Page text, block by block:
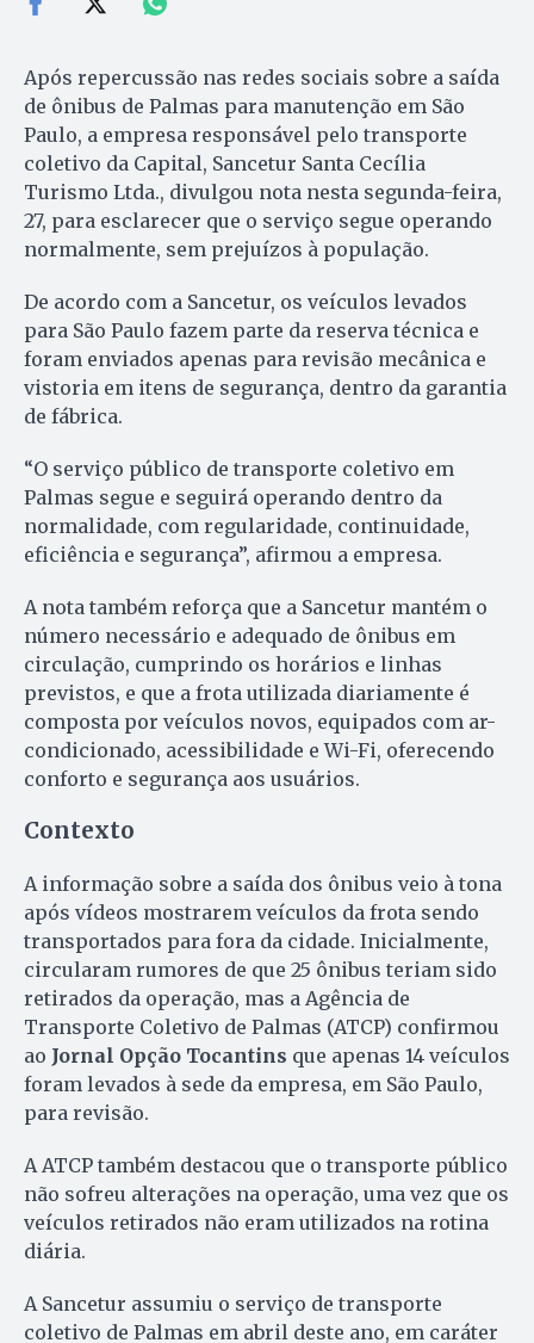
Após repercussão nas redes sociais sobre a saída
de ônibus de Palmas para manutenção em São
Paulo, a empresa responsável pelo transporte
coletivo da Capital, Sancetur Santa Cecília
Turismo Ltda., divulgou nota nesta segunda-feira,
27, para esclarecer que o serviço segue operando
normalmente, sem prejuízos à população.
De acordo com a Sancetur, os veículos levados
para São Paulo fazem parte da reserva técnica e
foram enviados apenas para revisão mecânica e
vistoria em itens de segurança, dentro da garantia
de fábrica.
“O serviço público de transporte coletivo em
Palmas segue e seguirá operando dentro da
normalidade, com regularidade, continuidade,
eficiência e segurança”, afirmou a empresa.
A nota também reforça que a Sancetur mantém o
número necessário e adequado de ônibus em
circulação, cumprindo os horários e linhas
previstos, e que a frota utilizada diariamente é
composta por veículos novos, equipados com ar-
condicionado, acessibilidade e Wi-Fi, oferecendo
conforto e segurança aos usuários.
Contexto
A informação sobre a saída dos ônibus veio à tona
após vídeos mostrarem veículos da frota sendo
transportados para fora da cidade. Inicialmente,
circularam rumores de que 25 ônibus teriam sido
retirados da operação, mas a Agência de
Transporte Coletivo de Palmas (ATCP) confirmou
ao Jornal Opção Tocantins que apenas 14 veículos
foram levados à sede da empresa, em São Paulo,
para revisão.
A ATCP também destacou que o transporte público
não sofreu alterações na operação, uma vez que os
veículos retirados não eram utilizados na rotina
diária.
A Sancetur assumiu o serviço de transporte
coletivo de Palmas em abril deste ano, em caráter